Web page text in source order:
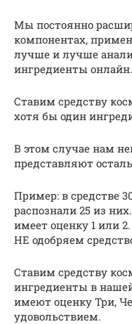
Мы постоянно
компонентах,
лучше и лучше
ингредиенты онлайн.
Ставим средству
хотя бы один
В этом случае нам
представляют
Пример: в средстве
распознали 25 из
имеет оценку 1 или
НЕ одобряем
Ставим средству
ингредиенты в
имеют оценку Три,
удовольствием.